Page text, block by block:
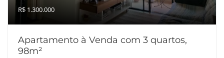
R$ 1.300.000
Apartamento à Venda com 3 quartos,
98m²